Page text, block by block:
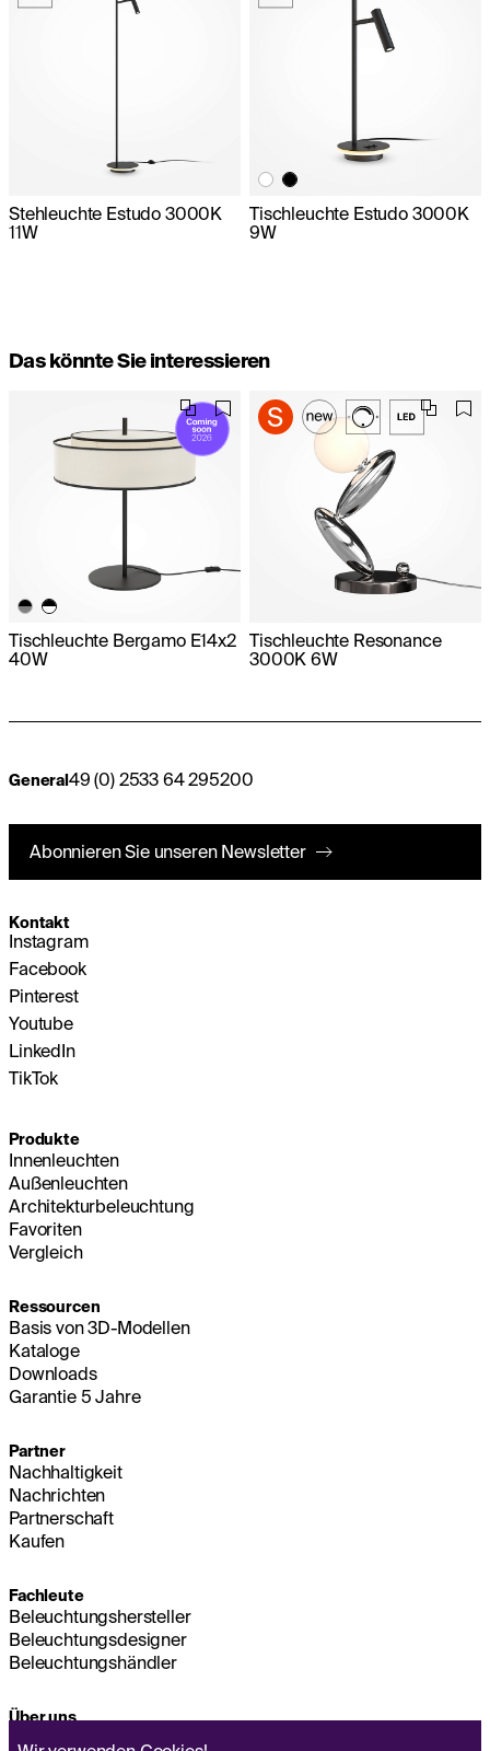
Stehleuchte Estudo 3000K
11W
Tischleuchte Estudo 3000K
9W
Das könnte Sie interessieren
Tischleuchte Bergamo E14x2
40W
Tischleuchte Resonance
3000K 6W
General 49 (0) 2533 64 295200
Abonnieren Sie unseren Newsletter
Kontakt
Instagram
Facebook
Pinterest
Youtube
LinkedIn
TikTok
Produkte
Innenleuchten
Außenleuchten
Architekturbeleuchtung
Favoriten
Vergleich
Ressourcen
Basis von 3D-Modellen
Kataloge
Downloads
Garantie 5 Jahre
Partner
Nachhaltigkeit
Nachrichten
Partnerschaft
Kaufen
Fachleute
Beleuchtungshersteller
Beleuchtungsdesigner
Beleuchtungshändler
Über uns